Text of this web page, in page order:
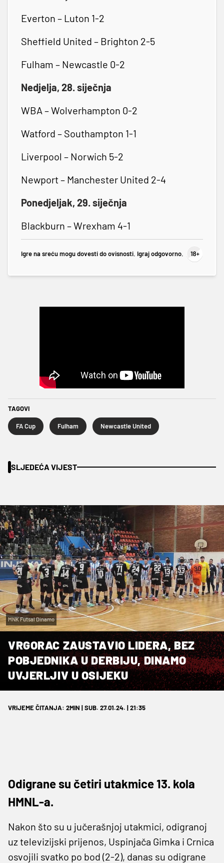
Everton – Luton 1-2
Sheffield United – Brighton 2-5
Fulham – Newcastle 0-2
Nedjelja, 28. siječnja
WBA – Wolverhampton 0-2
Watford – Southampton 1-1
Liverpool – Norwich 5-2
Newport – Manchester United 2-4
Ponedjeljak, 29. siječnja
Blackburn – Wrexham 4-1
Igre na sreću mogu dovesti do ovisnosti. Igraj odgovorno.
TAGOVI
FA Cup Fulham Newcastle United
SLJEDEĆA VIJEST
MNK Futsal Dinamo
VRGORAC ZAUSTAVIO LIDERA, BEZ
POBJEDNIKA U DERBIJU, DINAMO
UVJERLJIV U OSIJEKU
VRIJEME ČITANJA: 2MIN | SUB. 27.01.24. | 21:35
Odigrane su četiri utakmice 13. kola
HMNL-a.
Nakon što su u jučerašnjoj utakmici, odigranoj
uz televizijski prijenos, Uspinjača Gimka i Crnica
osvojili svatko po bod (2-2), danas su odigrane